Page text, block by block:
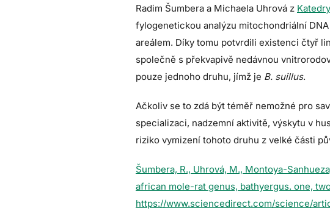
Radim Šumbera a Michaela Uhrová z
fylogenetickou analýzu mitochondriální
areálem. Díky tomu potvrdili existenci čtyř
společně s překvapivě nedávnou
pouze jednoho druhu, jímž je B. suillus.
Ačkoliv se to zdá být téměř nemožné pro
specializaci, nadzemní aktivitě, výskytu v
riziko vymizení tohoto druhu z velké části
Šumbera, R., Uhrová, M., Montoya-
african mole-rat genus, bathyergus. one,
https://www.sciencedirect.com/science/